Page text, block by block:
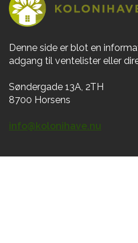
Denne side er blot en
adgang til ventelister eller
Søndergade 13A, 2TH
8700 Horsens
info@kolonihave.nu